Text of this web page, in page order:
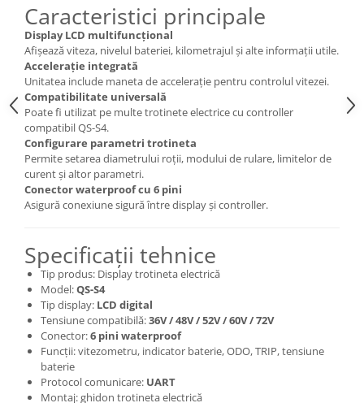
Caracteristici principale
Display LCD multifuncțional
Afișează viteza, nivelul bateriei, kilometrajul și alte informații utile.
Accelerație integrată
Unitatea include maneta de accelerație pentru controlul vitezei.
Compatibilitate universală
Poate fi utilizat pe multe trotinete electrice cu controller
compatibil QS-S4.
Configurare parametri trotineta
Permite setarea diametrului roții, modului de rulare, limitelor de
curent și altor parametri.
Conector waterproof cu 6 pini
Asigură conexiune sigură între display și controller.
Specificații tehnice
Tip produs: Display trotineta electrică
Model:QS-S4
Tip display: LCD digital
Tensiune compatibilă:36V / 48V / 52V / 60V / 72V
Conector:6 pini waterproof
Funcții: vitezometru, indicator baterie, ODO, TRIP, tensiune
baterie
Protocol comunicare: UART
Montaj: ghidon trotineta electrică